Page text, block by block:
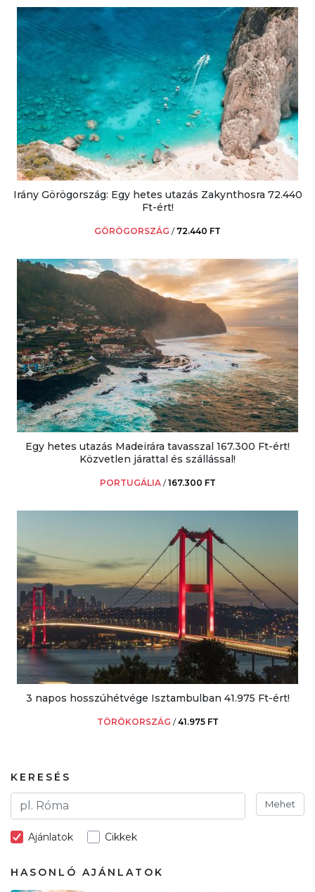
Irány Görögország: Egy hetes utazás Zakynthosra 72.440
Ft-ért!
GÖRÖGORSZÁG / 72.440 FT
Egy hetes utazás Madeirára tavasszal 167.300 Ft-ért!
Közvetlen járattal és szállással!
PORTUGÁLIA /167.300 FT
3 napos hosszúhétvége Isztambulban 41.975 Ft-ért!
TÖRÖKORSZÁG /41.975 FT
KERESÉS
Mehet
Ajánlatok Cikkek
HASONLÓ AJÁNLATOK